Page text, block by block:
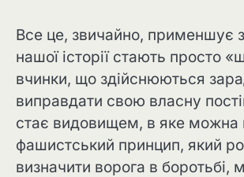
Все це, звичайно, применшує
нашої історії стають просто
вчинки, що здійснюються
виправдати свою власну
стає видовищем, в яке можна
фашистський принцип, який
визначити ворога в боротьбі,